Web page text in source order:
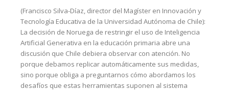
(Francisco Silva-Díaz, director del Magíster en Innovación y
Tecnología Educativa de la Universidad Autónoma de Chile):
La decisión de Noruega de restringir el uso de Inteligencia
Artificial Generativa en la educación primaria abre una
discusión que Chile debiera observar con atención. No
porque debamos replicar automáticamente sus medidas,
sino porque obliga a preguntarnos cómo abordamos los
desafíos que estas herramientas suponen al sistema